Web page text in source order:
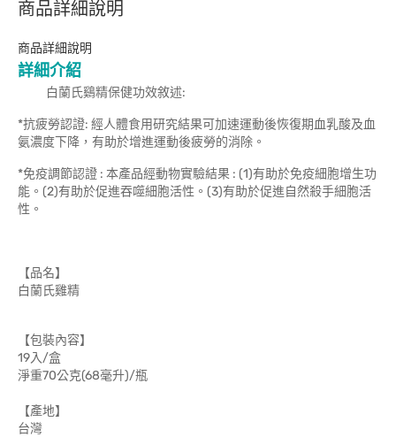
商品詳細說明
商品詳細說明
詳細介紹
白蘭氏鷄精保健功效敘述:
*抗疲勞認證: 經人體食用研究結果可加速運動後恢復期血乳酸及血
氨濃度下降，有助於增進運動後疲勞的消除。
*免疫調節認證 : 本產品經動物實驗結果 : (1)有助於免疫細胞增生功
能。(2)有助於促進吞噬細胞活性。(3)有助於促進自然殺手細胞活
性。
【品名】
白蘭氏雞精
【包裝內容】
19入/盒
淨重70公克(68毫升)/瓶
【產地】
台灣